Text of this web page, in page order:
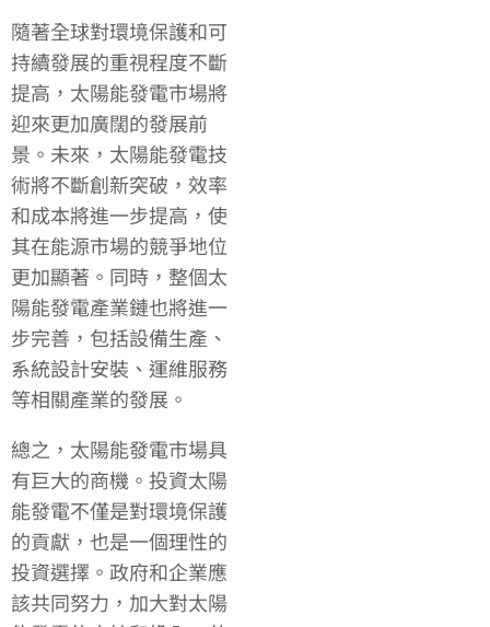
隨著全球對環境保護和可
持續發展的重視程度不斷
提高，太陽能發電市場將
迎來更加廣闊的發展前
景。未來，太陽能發電技
術將不斷創新突破，效率
和成本將進一步提高，使
其在能源市場的競爭地位
更加顯著。同時，整個太
陽能發電產業鏈也將進一
步完善，包括設備生產、
系統設計安裝、運維服務
等相關產業的發展。
總之，太陽能發電市場具
有巨大的商機。投資太陽
能發電不僅是對環境保護
的貢獻，也是一個理性的
投資選擇。政府和企業應
該共同努力，加大對太陽